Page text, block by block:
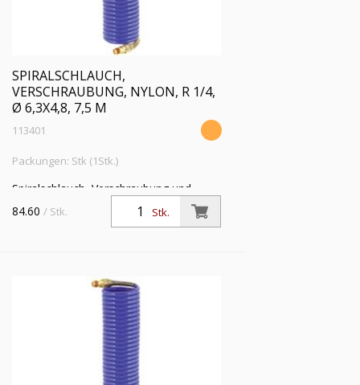
SPIRALSCHLAUCH,
VERSCHRAUBUNG, NYLON, R 1/4,
Ø 6,3X4,8, 7,5 M
113401
Packungen: Stk (1Stk.)
Spiralschlauch, Verschraubung und
Knickschutzfeder, Nylon 11 PA, R 1/4,
Schlauch-ø 6,3x4,8, PN bei 23 °C max.
Stk.
84.60 / Stk.